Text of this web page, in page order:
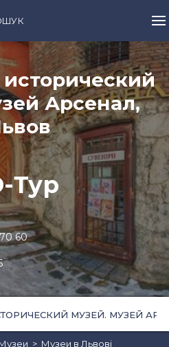
Арсенал,
Тур
60
МУЗЕЙ. МУЗЕЙ
Музеи в Львові